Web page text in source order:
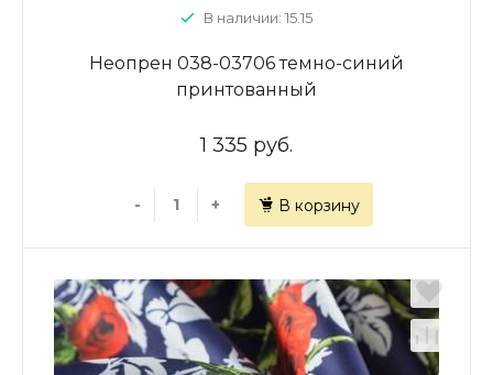
В наличии: 15.15
Неопрен 038-03706 темно-синий
принтованный
1 335 руб.
- + В корзину